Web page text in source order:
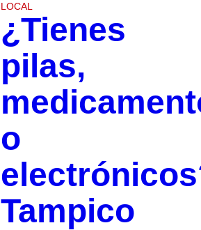
LOCAL
¿Tienes
pilas,
o
Tampico